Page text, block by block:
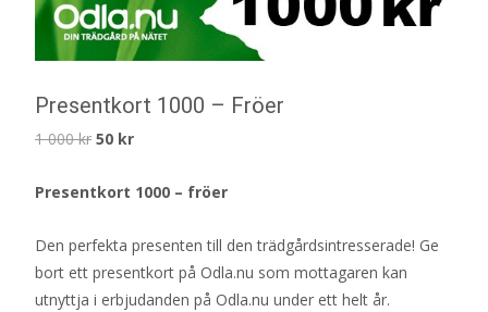
Presentkort 1000 – Fröer
1 000kr Det
priset
1
000 kr.
50 krDet
priset
50 kr.
Presentkort 1000 – fröer
Den perfekta presenten till den trädgårdsintresserade! Ge
bort ett presentkort på Odla.nu som mottagaren kan
utnyttja i erbjudanden på Odla.nu under ett helt år.